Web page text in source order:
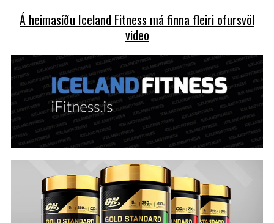
Á heimasíðu Iceland Fitness má finna fleiri ofursvöl
video